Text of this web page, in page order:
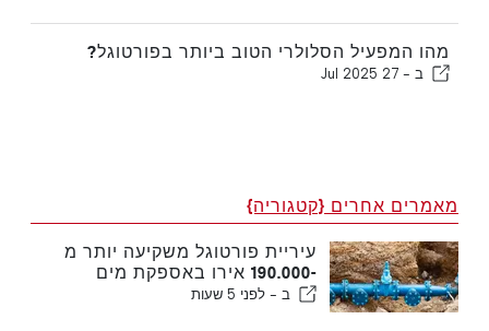
מהו המפעיל הסלולרי הטוב ביותר בפורטוגל?
ב - 27 Jul 2025
מאמרים אחרים {קטגוריה}
עיריית פורטוגל משקיעה יותר מ
-190.000 אירו באספקת מים
ב - לפני 5 שעות